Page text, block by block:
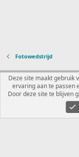
Fotowedstrijd
Nederlands
Contact
Voorwaarden
Community platform by
Deze site maakt gebruik
ervaring aan te passen
Door deze site te blijven